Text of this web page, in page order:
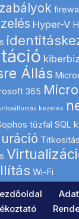
Hyper-V
Állás
365
kezelés
tűzfal SQL
Titkositás
Wi-Fi